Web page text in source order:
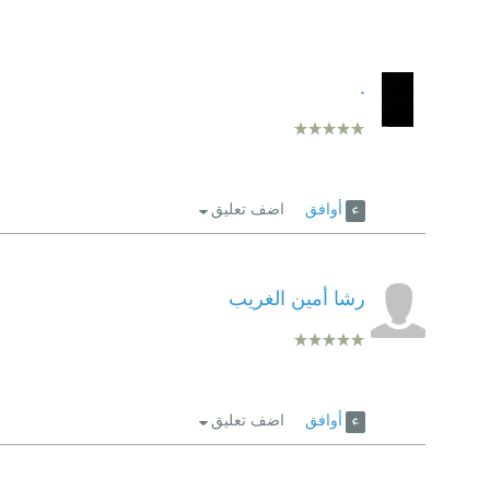
.
أوافق اضف تعليق
رشا أمين الغريب
أوافق اضف تعليق